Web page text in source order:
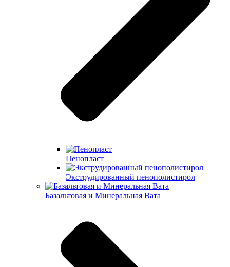
Пенопласт
Экструдированный пенополистирол
Базальтовая и Минеральная Вата